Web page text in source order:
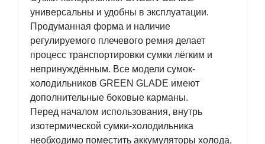
универсальны и удобны в эксплуатации.
Продуманная форма и наличие
регулируемого плечевого ремня делает
процесс транспортировки сумки лёгким и
непринуждённым. Все модели сумок-
холодильников GREEN GLADE имеют
дополнительные боковые карманы.
Перед началом использования, внутрь
изотермической сумки-холодильника
необходимо поместить аккумуляторы холода,